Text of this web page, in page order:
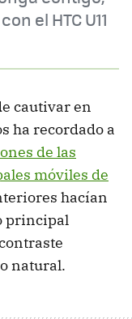
el HTC U11
cautivar en
ha recordado a
de las
móviles de
hacían
principal
natural.